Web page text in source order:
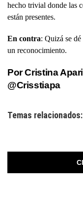
hecho trivial donde las
están presentes.
En contra: Quizá se
un reconocimiento.
Por Cristina
@Crisstiapa
Temas relacionados: